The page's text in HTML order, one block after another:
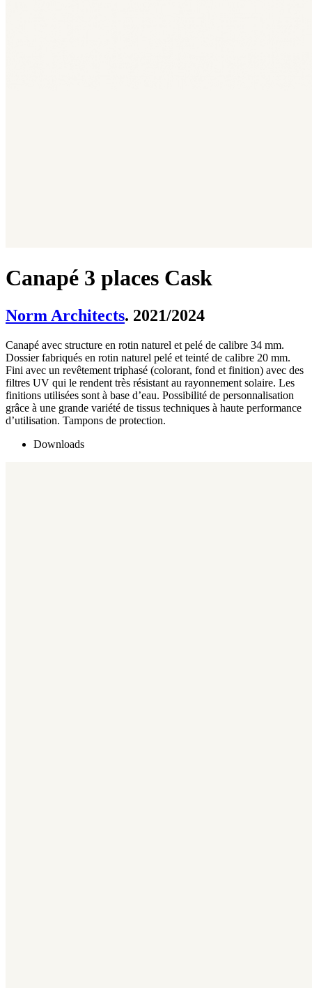
Canapé 3 places Cask
Norm Architects. 2021/2024
Canapé avec structure en rotin naturel et pelé de calibre 34 mm.
Dossier fabriqués en rotin naturel pelé et teinté de calibre 20 mm.
Fini avec un revêtement triphasé (colorant, fond et finition) avec des
filtres UV qui le rendent très résistant au rayonnement solaire. Les
finitions utilisées sont à base d’eau. Possibilité de personnalisation
grâce à une grande variété de tissus techniques à haute performance
d’utilisation. Tampons de protection.
Downloads